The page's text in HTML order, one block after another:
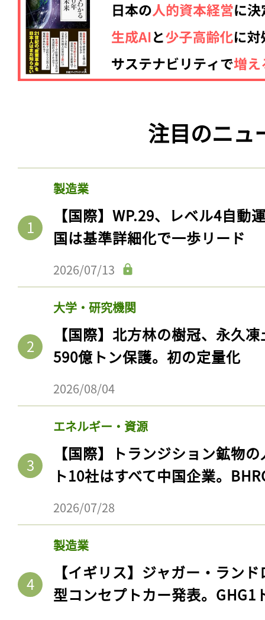
注目のニュ
製造業
【国際】WP.29、レベル4自動
国は基準詳細化で一歩リード
2026/07/13
大学・研究機関
【国際】北方林の樹冠、永久
590億トン保護。初の定量化
2026/08/04
エネルギー・資源
【国際】トランジション鉱物
ト10社はすべて中国企業。
2026/07/28
製造業
【イギリス】ジャガー・ラン
型コンセプトカー発表。GHG1